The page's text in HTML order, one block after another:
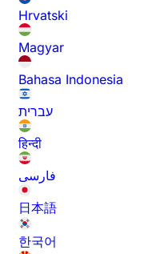
Hrvatski
Magyar
Bahasa Indonesia
עברית
हिन्दी
فارسی
日本語
한국어